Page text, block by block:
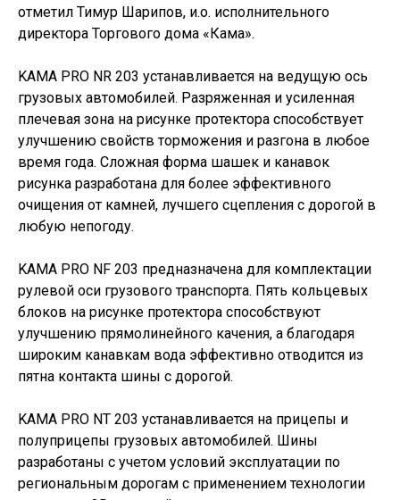
отметил Тимур Шарипов, и.о. исполнительного
директора Торгового дома «Кама».
KAMA PRO NR 203 устанавливается на ведущую ось
грузовых автомобилей. Разряженная и усиленная
плечевая зона на рисунке протектора способствует
улучшению свойств торможения и разгона в любое
время года. Сложная форма шашек и канавок
рисунка разработана для более эффективного
очищения от камней, лучшего сцепления с дорогой в
любую непогоду.
KAMA PRO NF 203 предназначена для комплектации
рулевой оси грузового транспорта. Пять кольцевых
блоков на рисунке протектора способствуют
улучшению прямолинейного качения, а благодаря
широким канавкам вода эффективно отводится из
пятна контакта шины с дорогой.
KAMA PRO NT 203 устанавливается на прицепы и
полуприцепы грузовых автомобилей. Шины
разработаны с учетом условий эксплуатации по
региональным дорогам с применением технологии